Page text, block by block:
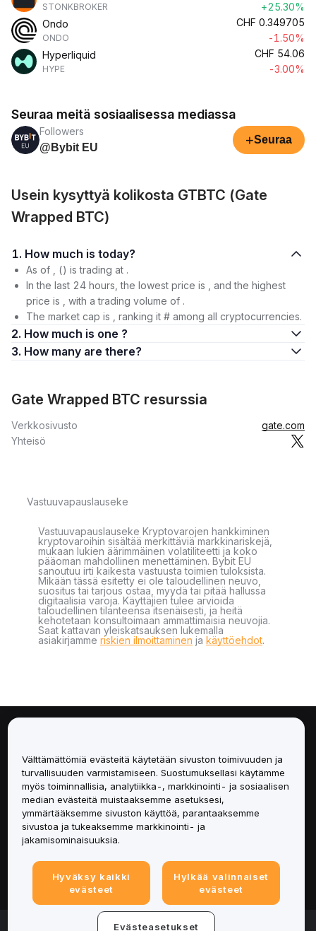
STONKBROKER
+25.30%
Ondo
ONDO
CHF 0.349705
-1.50%
Hyperliquid
HYPE
CHF 54.06
-3.00%
Seuraa meitä sosiaalisessa mediassa
Followers
@Bybit EU
+Seuraa
Usein kysyttyä kolikosta GTBTC (Gate
Wrapped BTC)
1. How much is today?
As of , () is trading at .
In the last 24 hours, the lowest price is , and the highest
price is , with a trading volume of .
The market cap is , ranking it # among all cryptocurrencies.
2. How much is one ?
3. How many are there?
Gate Wrapped BTC resurssia
Verkkosivusto
gate.com
Yhteisö
Vastuuvapauslauseke
Vastuuvapauslauseke Kryptovarojen hankkiminen
kryptovaroihin sisältää merkittäviä markkinariskejä,
mukaan lukien äärimmäinen volatiliteetti ja koko
pääoman mahdollinen menettäminen. Bybit EU
sanoutuu irti kaikesta vastuusta toimien tuloksista.
Mikään tässä esitetty ei ole taloudellinen neuvo,
suositus tai tarjous ostaa, myydä tai pitää hallussa
digitaalisia varoja. Käyttäjien tulee arvioida
taloudellinen tilanteensa itsenäisesti, ja heitä
kehotetaan konsultoimaan ammattimaisia neuvojia.
Saat kattavan yleiskatsauksen lukemalla
asiakirjamme riskien ilmoittaminen ja käyttöehdot.
Palvelut
Tuki
Tuotteet
Lakiasiat
© 2025-2026 Bybit.eu. All rights reserved.
Välttämättömiä evästeitä käytetään sivuston toimivuuden ja
turvallisuuden varmistamiseen. Suostumuksellasi käytämme
myös toiminnallisia, analytiikka-, markkinointi- ja sosiaalisen
median evästeitä muistaaksemme asetuksesi,
ymmärtääksemme sivuston käyttöä, parantaaksemme
sivustoa ja tukeaksemme markkinointi- ja
jakamisominaisuuksia.
Hyväksy kaikki
evästeet
Hylkää valinnaiset
evästeet
Evästeasetukset